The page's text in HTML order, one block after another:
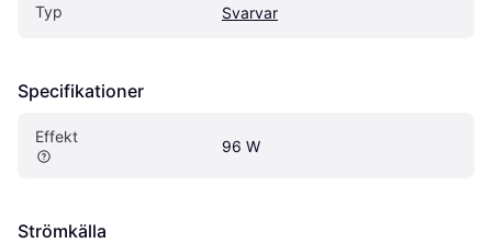
Typ Svarvar
Specifikationer
Effekt
96 W
Strömkälla